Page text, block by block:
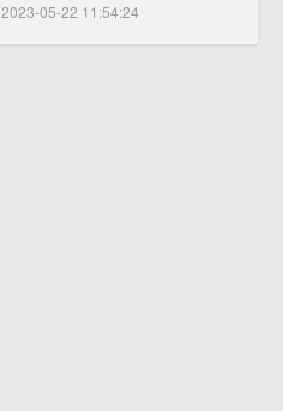
2023-05-22 11:54:24